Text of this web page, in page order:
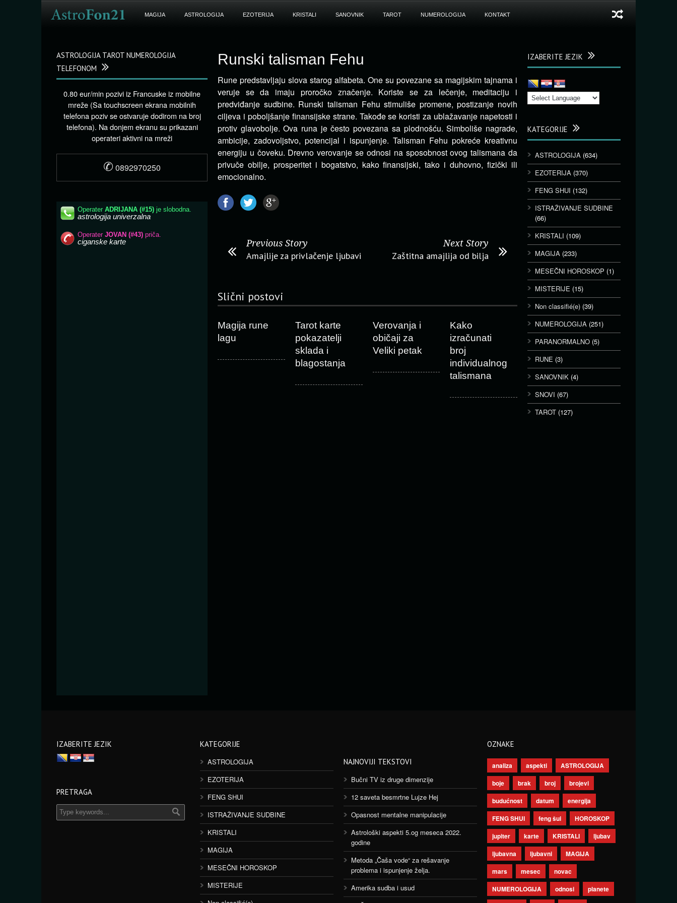
MAGIJA ASTROLOGIJA EZOTERIJA KRISTALI SANOVNIK TAROT NUMEROLOGIJA KONTAKT
Runski talisman Fehu
Rune predstavljaju slova starog alfabeta. One su povezane sa magijskim tajnama i
veruje se da imaju proročko značenje. Koriste se za lečenje, meditaciju i
predviđanje sudbine. Runski talisman Fehu stimuliše promene, postizanje novih
ciljeva i poboljšanje finansijske strane. Takođe se koristi za ublažavanje napetosti i
protiv glavobolje. Ova runa je često povezana sa plodnošću. Simboliše nagrade,
ambicije, zadovoljstvo, potencijal i ispunjenje. Talisman Fehu pokreće kreativnu
energiju u čoveku. Drevno verovanje se odnosi na sposobnost ovog talismana da
privuče obilje, prosperitet i bogatstvo, kako finansijski, tako i duhovno, fizički ili
emocionalno.
Previous Story
Amajlije za privlačenje ljubavi
Next Story
Zaštitna amajlija od bilja
Slični postovi
Magija rune
lagu
Tarot karte
pokazatelji
sklada i
blagostanja
Verovanja i
običaji za
Veliki petak
Kako
izračunati
broj
individualnog
talismana
IZABERITE JEZIK
KATEGORIJE
ASTROLOGIJA (634)
EZOTERIJA (370)
FENG SHUI (132)
ISTRAŽIVANJE SUDBINE
(66)
KRISTALI (109)
MAGIJA (233)
MESEČNI HOROSKOP (1)
MISTERIJE (15)
Non classifié(e) (39)
NUMEROLOGIJA (251)
PARANORMALNO (5)
RUNE (3)
SANOVNIK (4)
SNOVI (67)
TAROT (127)
ASTROLOGIJA TAROT NUMEROLOGIJA
TELEFONOM
0.80 eur/min pozivi iz Francuske iz mobilne
mreže (Sa touchscreen ekrana mobilnih
telefona poziv se ostvaruje dodirom na broj
telefona). Na donjem ekranu su prikazani
operateri aktivni na mreži
✆ 0892970250
IZABERITE JEZIK
PRETRAGA
KATEGORIJE
ASTROLOGIJA
EZOTERIJA
FENG SHUI
ISTRAŽIVANJE SUDBINE
KRISTALI
MAGIJA
MESEČNI HOROSKOP
MISTERIJE
NAJNOVIJI TEKSTOVI
Bučni TV iz druge dimenzije
12 saveta besmrtne Lujze Hej
Opasnost mentalne manipulacije
Astrološki aspekti 5.og meseca 2022.
godine
Metoda „Čaša vode“ za rešavanje
problema i ispunjenje želja.
Amerika sudba i usud
OZNAKE
analiza aspekti
ASTROLOGIJA
boje
brak broj
brojevi
budućnost
datum
energija
FENG SHUI
feng šui
HOROSKOP
jupiter
karte KRISTALI
ljubav
ljubavna
ljubavni
MAGIJA
mars
mesec
novac
NUMEROLOGIJA
odnosi
planete